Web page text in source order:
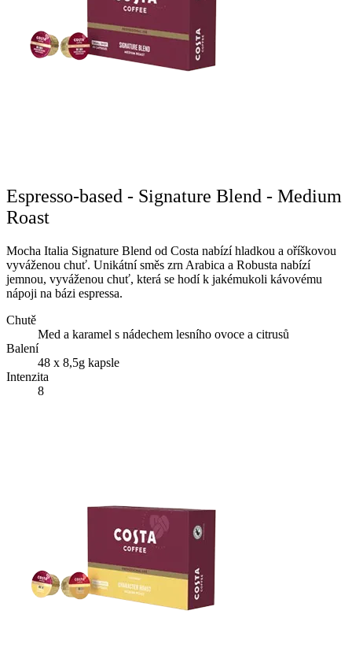
Espresso-based - Signature Blend - Medium
Roast
Mocha Italia Signature Blend od Costa nabízí hladkou a oříškovou
vyváženou chuť. Unikátní směs zrn Arabica a Robusta nabízí
jemnou, vyváženou chuť, která se hodí k jakémukoli kávovému
nápoji na bázi espressa.
Chutě
Med a karamel s nádechem lesního ovoce a citrusů
Balení
48 x 8,5g kapsle
Intenzita
8